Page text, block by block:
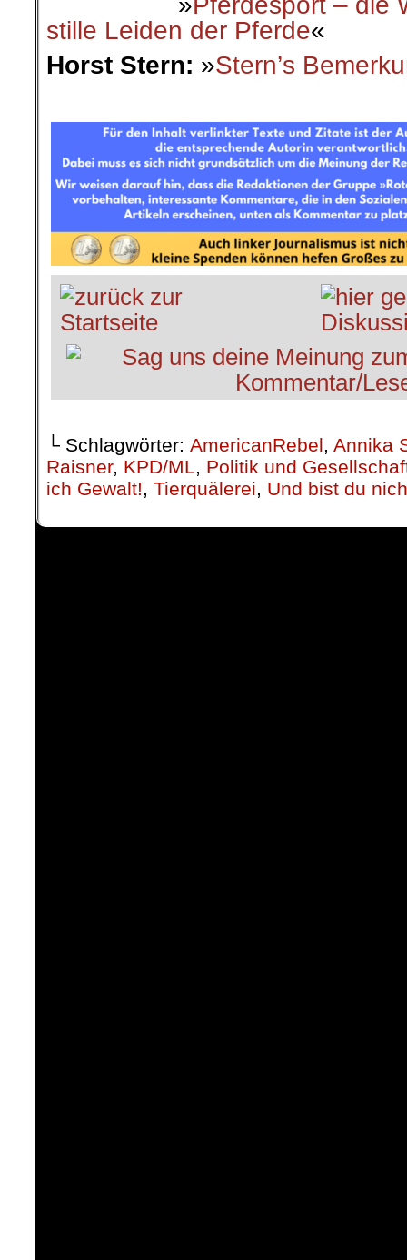
stille Leiden der Pferde«
Horst Stern: »Stern’s
└ Schlagwörter: AmericanRebel, Annika
Raisner, KPD/ML, Politik und
ich Gewalt!, Tierquälerei, Und bist du